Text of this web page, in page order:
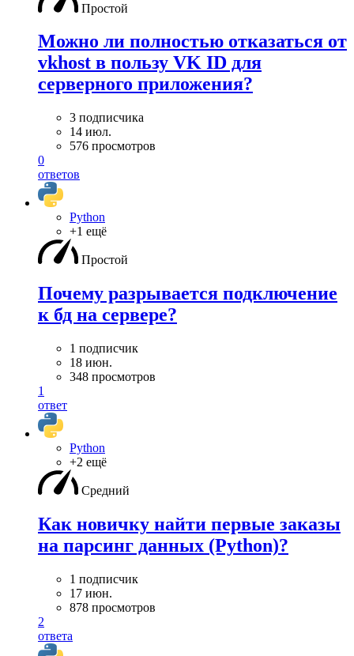
Простой
Можно ли полностью отказаться от
vkhost в пользу VK ID для
серверного приложения?
3 подписчика
14 июл.
576 просмотров
0
ответов
Python
+1 ещё
Простой
Почему разрывается подключение
к бд на сервере?
1 подписчик
18 июн.
348 просмотров
1
ответ
Python
+2 ещё
Средний
Как новичку найти первые заказы
на парсинг данных (Python)?
1 подписчик
17 июн.
878 просмотров
2
ответа